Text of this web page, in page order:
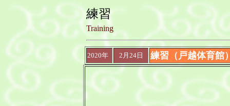
練習
Training
2020年 2月24日 練習（戸越体育館